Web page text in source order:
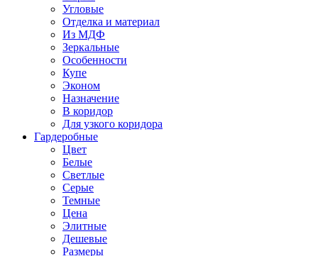
Угловые
Отделка и материал
Из МДФ
Зеркальные
Особенности
Купе
Эконом
Назначение
В коридор
Для узкого коридора
Гардеробные
Цвет
Белые
Светлые
Серые
Темные
Цена
Элитные
Дешевые
Размеры